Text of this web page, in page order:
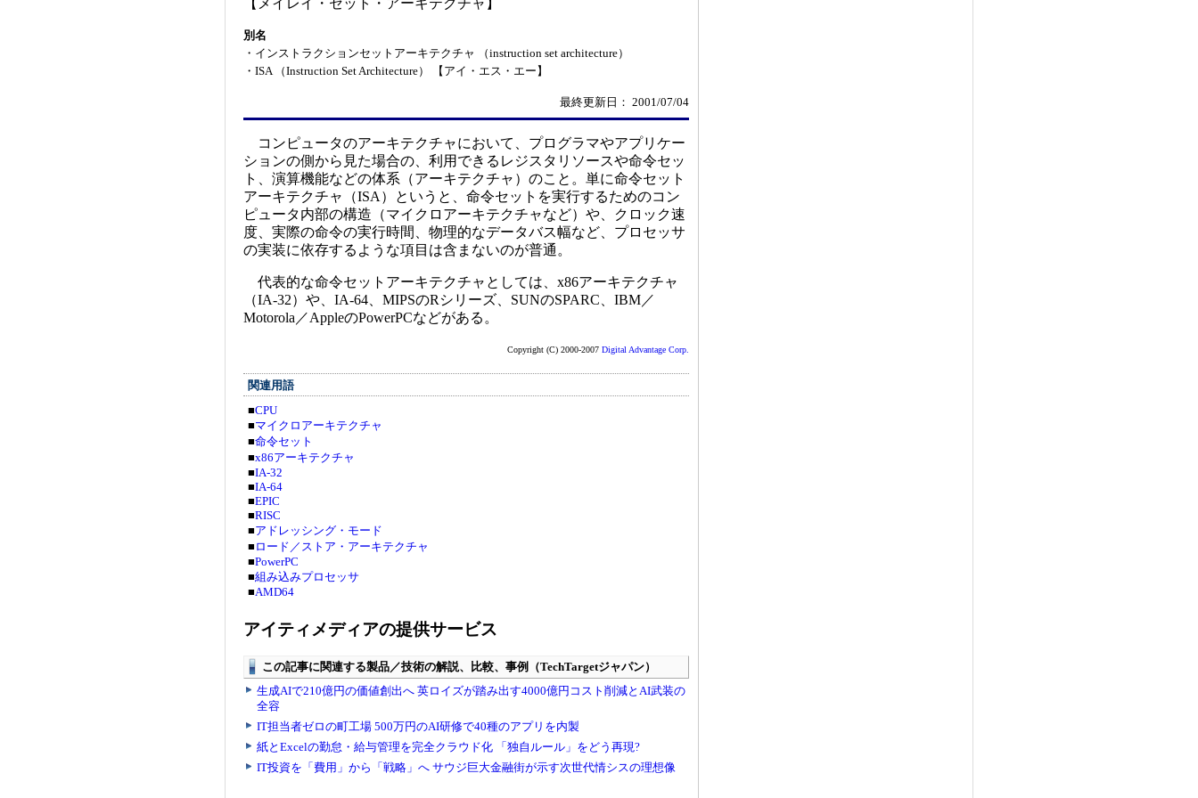
【メイレイ・セット・アーキテクチャ】
別名
・ インストラクションセットアーキテクチャ （instruction set architecture）
・ ISA （Instruction Set Architecture） 【アイ・エス・エー】
最終更新日： 2001/07/04
コンピュータのアーキテクチャにおいて、プログラマやアプリケー
ションの側から見た場合の、利用できるレジスタリソースや命令セッ
ト、演算機能などの体系（アーキテクチャ）のこと。単に命令セット
アーキテクチャ（ISA）というと、命令セットを実行するためのコン
ピュータ内部の構造（マイクロアーキテクチャなど）や、クロック速
度、実際の命令の実行時間、物理的なデータバス幅など、プロセッサ
の実装に依存するような項目は含まないのが普通。
代表的な命令セットアーキテクチャとしては、x86アーキテクチャ
（IA-32）や、IA-64、MIPSのRシリーズ、SUNのSPARC、IBM／
Motorola／AppleのPowerPCなどがある。
Copyright (C) 2000-2007 Digital Advantage Corp.
関連用語
■CPU
■マイクロアーキテクチャ
■命令セット
■x86アーキテクチャ
■IA-32
■IA-64
■EPIC
■RISC
■アドレッシング・モード
■ ロード／ストア・アーキテクチャ
■PowerPC
■組み込みプロセッサ
■AMD64
アイティメディアの提供サービス